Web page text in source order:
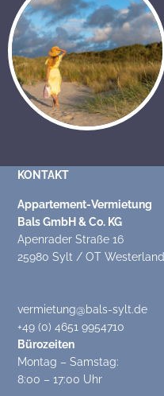
KONTAKT
Appartement-Vermietung
Bals GmbH & Co. KG
Apenrader Straße 16
25980 Sylt / OT Westerland
vermietung@bals-sylt.de
+49 (0) 4651 9954710
Bürozeiten
Montag – Samstag:
8:00 – 17:00 Uhr